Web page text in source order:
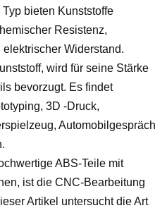
bieten Kunststoffe
Resistenz,
Widerstand.
wird für seine Stärke
bevorzugt. Es findet
3D -Druck,
Automobilgespräch
ABS-Teile mit
ist die CNC-Bearbeitung
Artikel untersucht die Art